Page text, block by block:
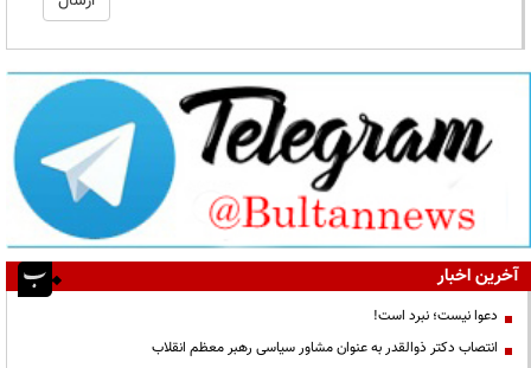
آخرین اخبار
دعوا نیست؛ نبرد است!
انتصاب دکتر ذوالقدر به عنوان مشاور سیاسی رهبر معظم انقلاب